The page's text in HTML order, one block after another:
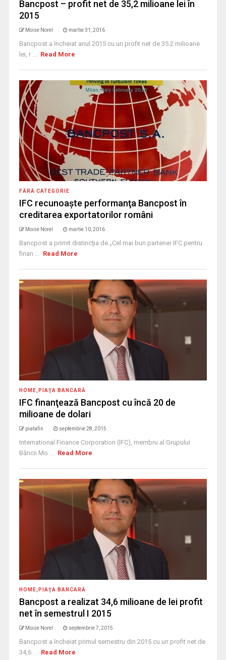
Bancpost – profit net de 35,2 milioane lei în
2015
Moise Norel martie 31, 2016
Bancpost a încheiat anul 2015 cu un profit net de 35.2 milioane
lei, r ... Read More
FĂRĂ CATEGORIE
IFC recunoaște performanţa Bancpost în
creditarea exportatorilor români
Moise Norel martie 10, 2016
Bancpost a primit distincția de „Cel mai bun partener IFC pentru
finan ... Read More
HOME PIAŢA BANCARĂ
IFC finanţează Bancpost cu încă 20 de
milioane de dolari
piatafin septembrie 28, 2015
International Finance Corporation (IFC), membru al Grupului
Băncii Mo ... Read More
HOME PIAŢA BANCARĂ
Bancpost a realizat 34,6 milioane de lei profit
net în semestrul I 2015
Moise Norel septembrie 7, 2015
Bancpost a încheiat primul semestru din 2015 cu un profit net de
34,6 ... Read More